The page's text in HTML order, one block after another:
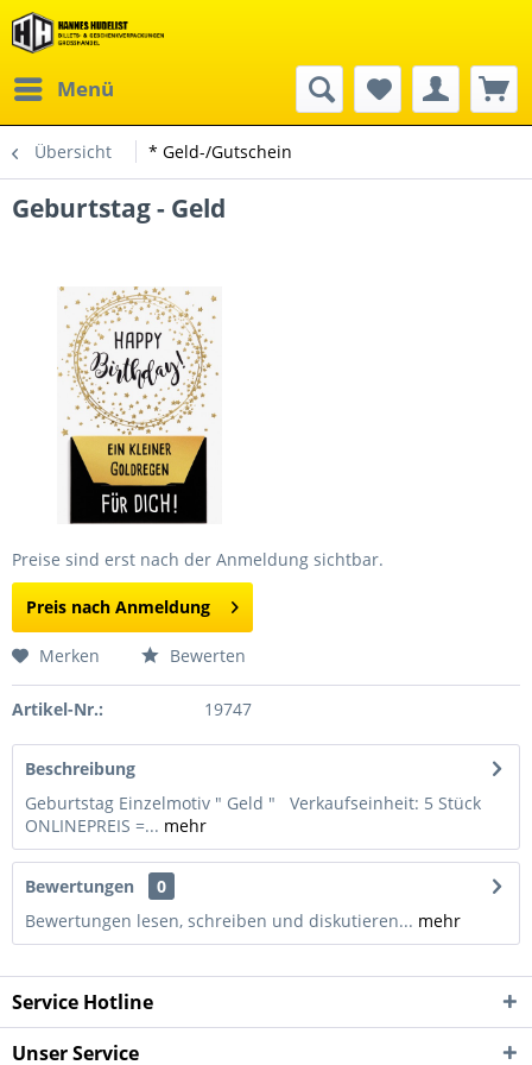
Menü
Übersicht * Geld-/Gutschein
Geburtstag - Geld
Preise sind erst nach der Anmeldung sichtbar.
Preis nach Anmeldung
Merken Bewerten
Artikel-Nr.: 19747
Beschreibung
Geburtstag Einzelmotiv " Geld " Verkaufseinheit: 5 Stück
ONLINEPREIS =... mehr
Bewertungen
0
Bewertungen lesen, schreiben und diskutieren... mehr
Service Hotline
Unser Service